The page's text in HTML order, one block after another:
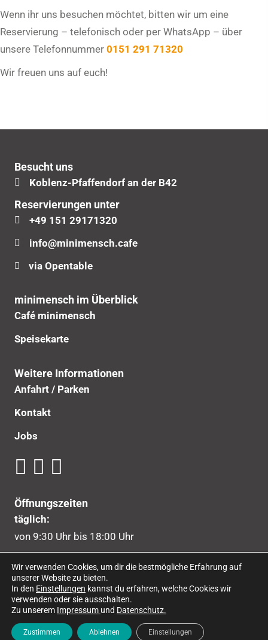
Wenn ihr uns besuchen möchtet, bitten wir um eine
Reservierung – telefonisch oder per WhatsApp – über
unsere Telefonnummer 0151 291 71320
Wir freuen uns auf euch!
Besucht uns
Koblenz-Pfaffendorf an der B42
Reservierungen unter
+49 151 29171320
info@minimensch.cafe
via Opentable
minimensch im Überblick
Café minimensch
Speisekarte
Weitere Informationen
Anfahrt / Parken
Kontakt
Jobs
Öffnungszeiten
täglich:
von 9:30 Uhr bis 18:00 Uhr
bis 23:00 Uhr
Impressum|Datenschutzerklärung
Wir verwenden Cookies, um dir die bestmögliche Erfahrung auf
unserer Website zu bieten.
In den Einstellungen kannst du erfahren, welche Cookies wir
verwenden oder sie ausschalten.
Zu unserem Impressum und Datenschutz.
Zustimmen Ablehnen Einstellungen